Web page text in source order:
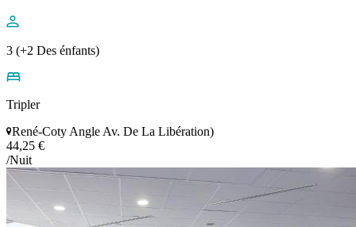
3 (+2 Des énfants)
Tripler
René-Coty Angle Av. De La Libération)
44,25 €
/Nuit